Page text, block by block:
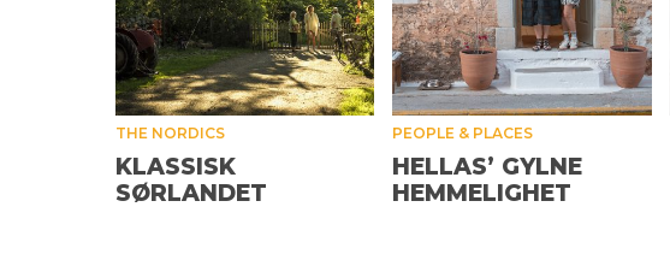
THE NORDICS
KLASSISK
SØRLANDET
PEOPLE & PLACES
HELLAS’ GYLNE
HEMMELIGHET